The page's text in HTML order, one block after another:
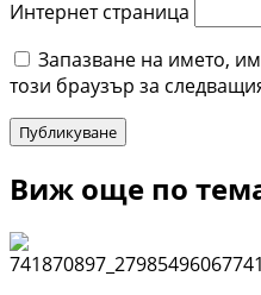
Интернет страница
Запазване на името,
този браузър за
Виж още по